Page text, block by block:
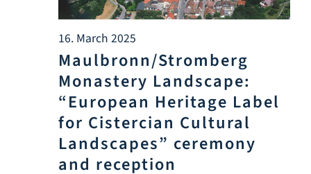
16. March 2025
Maulbronn/Stromberg
Monastery Landscape:
“European Heritage Label
for Cistercian Cultural
Landscapes” ceremony
and reception